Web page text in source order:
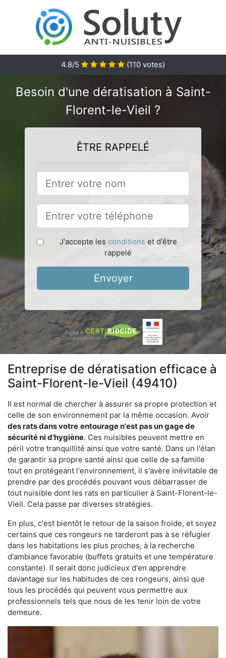
4.8/5 (110 votes)
Besoin d'une dératisation à Saint-
Florent-le-Vieil ?
ÊTRE RAPPELÉ
J'accepte les conditions et d'être
rappelé
Envoyer
Entreprise de dératisation efficace à
Saint-Florent-le-Vieil (49410)
Il est normal de chercher à assurer sa propre protection et
celle de son environnement par la même occasion. Avoir
des rats dans votre entourage n'est pas un gage de
sécurité ni d'hygiène. Ces nuisibles peuvent mettre en
péril votre tranquillité ainsi que votre santé. Dans un l'élan
de garantir sa propre santé ainsi que celle de sa famille
tout en protégeant l'environnement, il s'avère inévitable de
prendre par des procédés pouvant vous débarrasser de
tout nuisible dont les rats en particulier à Saint-Florent-le-
Vieil. Cela passe par diverses stratégies.
En plus, c'est bientôt le retour de la saison froide, et soyez
certains que ces rongeurs ne tarderont pas à se réfugier
dans les habitations les plus proches, à la recherche
d'ambiance favorable (buffets gratuits et une température
constante). Il serait donc judicieux d'en apprendre
davantage sur les habitudes de ces rongeurs, ainsi que
tous les procédés qui peuvent vous permettre aux
professionnels tels que nous de les tenir loin de votre
demeure.